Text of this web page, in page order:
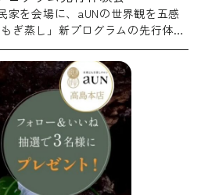
家を会場に、aUNの世界観を五感
ぎ蒸し」新プログラムの先行体験
井ちはる先生のセミナーと東洋
づき、体質に合わせたよもぎ蒸し
多くの反響をいただきました。
ありがとうございました。 7月
入がスタートします。 今後の展
。